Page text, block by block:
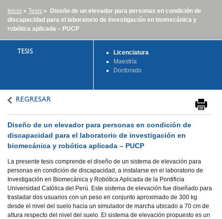
Inicio » Tesis » Diseño de un elevador para personas en condición de
discapacidad para el laboratorio de investigación en biomecánica y
robótica aplicada – PUCP
TESIS
Licenciatura
Maestría
Doctorado
REGRESAR
Diseño de un elevador para personas en condición de
discapacidad para el laboratorio de investigación en
biomecánica y robótica aplicada – PUCP
La presente tesis comprende el diseño de un sistema de elevación para
personas en condición de discapacidad, a instalarse en el laboratorio de
Investigación en Biomecánica y Robótica Aplicada de la Pontificia
Universidad Católica del Perú. Este sistema de elevación fue diseñado para
trasladar dos usuarios con un peso en conjunto aproximado de 300 kg
desde el nivel del suelo hacia un simulador de marcha ubicado a 70 cm de
altura respecto del nivel del suelo. El sistema de elevación propuesto es un